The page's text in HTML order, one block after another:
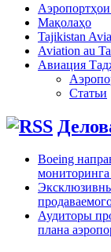
Мақолаҳо
Tajikistan
Aviation au
Авиация
Статьи
Boeing
Аудиторы
плана